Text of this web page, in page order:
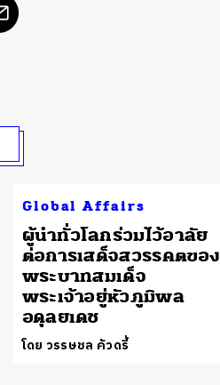
Global Affairs
ผู้นำทั่วโลกร่วมไว้อาลัย
ต่อการเสด็จสวรรคตของ
พระบาทสมเด็จ
พระเจ้าอยู่หัวภูมิพล
อดุลยเดช
โดย วรรษชล คัวดรี้